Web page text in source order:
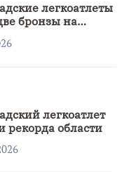
легкоатлеты
бронзы на
легкоатлет
рекорда области